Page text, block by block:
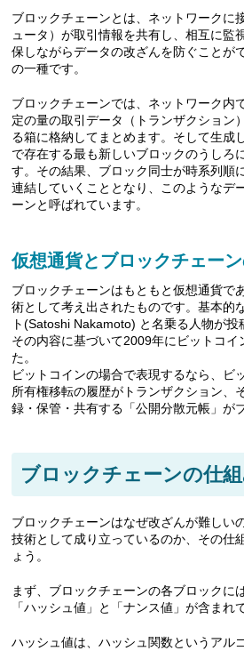
ブロックチェーンとは、ネットワークに
ュータ）が取引情報を共有し、相互に監
保しながらデータの改ざんを防ぐことが
の一種です。
ブロックチェーンでは、ネットワーク内
定の量の取引データ（トランザクション
る箱に格納してまとめます。そして生成
で存在する最も新しいブロックのうしろ
す。その結果、ブロック同士が時系列順
連結していくこととなり、このようなデ
ーンと呼ばれています。
仮想通貨とブロックチェー
ブロックチェーンはもともと仮想通貨で
術として考え出されたものです。基本的
ト(Satoshi Nakamoto) と名乗る人物が投
その内容に基づいて2009年にビットコイ
た。
ビットコインの場合で表現するなら、ビ
所有権移転の履歴がトランザクション、
録・保管・共有する「公開分散元帳」が
ブロックチェーンの仕
ブロックチェーンはなぜ改ざんが難しい
技術として成り立っているのか、その仕
ょう。
まず、ブロックチェーンの各ブロックに
「ハッシュ値」と「ナンス値」が含まれ
ハッシュ値は、ハッシュ関数というアル